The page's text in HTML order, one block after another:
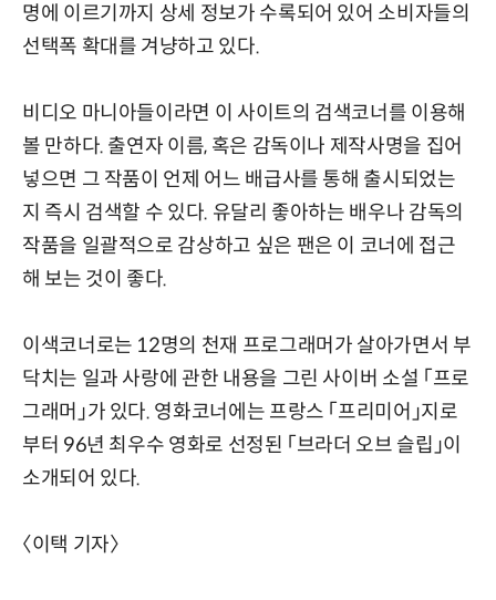
명에 이르기까지 상세 정보가 수록되어 있어 소비자들의
선택폭 확대를 겨냥하고 있다.
비디오 마니아들이라면 이 사이트의 검색코너를 이용해
볼 만하다. 출연자 이름, 혹은 감독이나 제작사명을 집어
넣으면 그 작품이 언제 어느 배급사를 통해 출시되었는
지 즉시 검색할 수 있다. 유달리 좋아하는 배우나 감독의
작품을 일괄적으로 감상하고 싶은 팬은 이 코너에 접근
해 보는 것이 좋다.
이색코너로는 12명의 천재 프로그래머가 살아가면서 부
닥치는 일과 사랑에 관한 내용을 그린 사이버 소설 「프로
그래머」가 있다. 영화코너에는 프랑스 「프리미어」지로
부터 96년 최우수 영화로 선정된 「브라더 오브 슬립」이
소개되어 있다.
〈이택 기자〉